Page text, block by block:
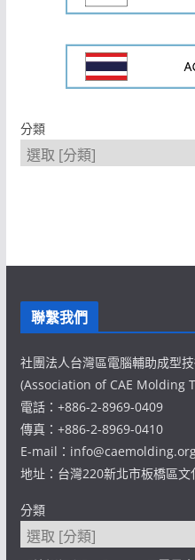
分類
聯繫我們
社團法人台灣區電腦輔助成型
(Association of CAE Molding
電話：+886-2-8969-0409
傳真：+886-2-8969-0410
E-mail：
地址：台灣220新北市板橋區文
分類